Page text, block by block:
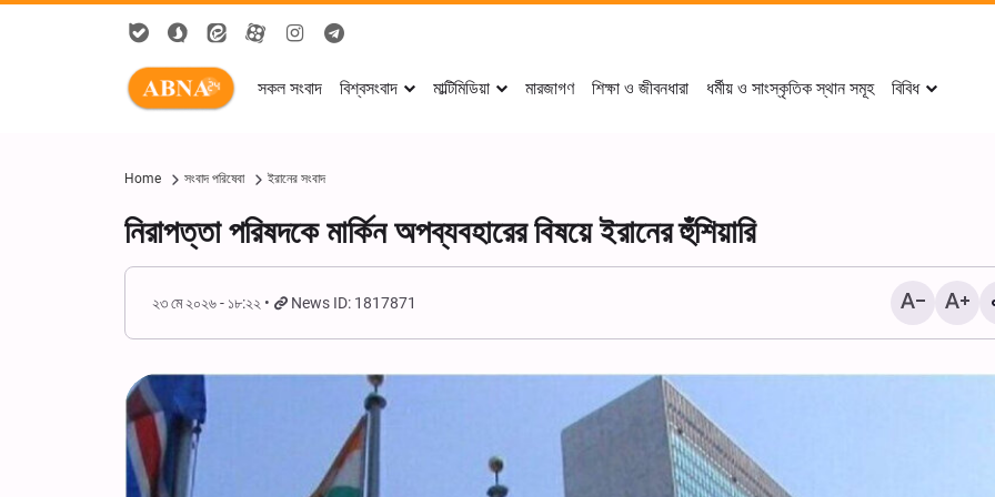
সকল সংবাদ বিশ্বসংবাদ মাল্টিমিডিয়া মারজাগণ শিক্ষা ও জীবনধারা ধর্মীয় ও সাংস্কৃতিক স্থান সমূহ বিবিধ
Home সংবাদ পরিষেবা ইরানের সংবাদ
নিরাপত্তা পরিষদকে মার্কিন অপব্যবহারের বিষয়ে ইরানের হুঁশিয়ারি
২৩ মে ২০২৬ - ১৮:২২ News ID: 1817871